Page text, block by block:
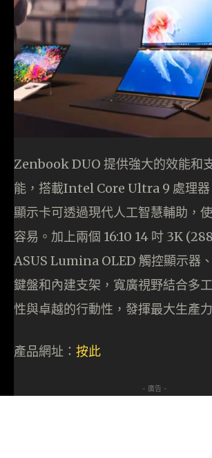
Zenbook DUO 提供強大的效能和
能，搭載Intel Core Ultra 9 處理器
顯示卡可透過現代人工智慧輔助，
容易。加上兩個 16:10 14 吋 3K
ASUS Lumina OLED 觸控顯示器
鍵盤和內建支架，寬廣視野結合多
性與卓越的行動性，發揮最大生產力
產品網址： 按此
- 廣告 -